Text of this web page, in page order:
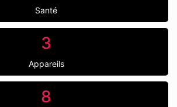
Santé
3
Appareils
8